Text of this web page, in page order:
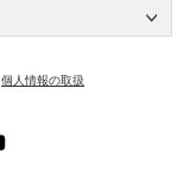
個人情報の取扱